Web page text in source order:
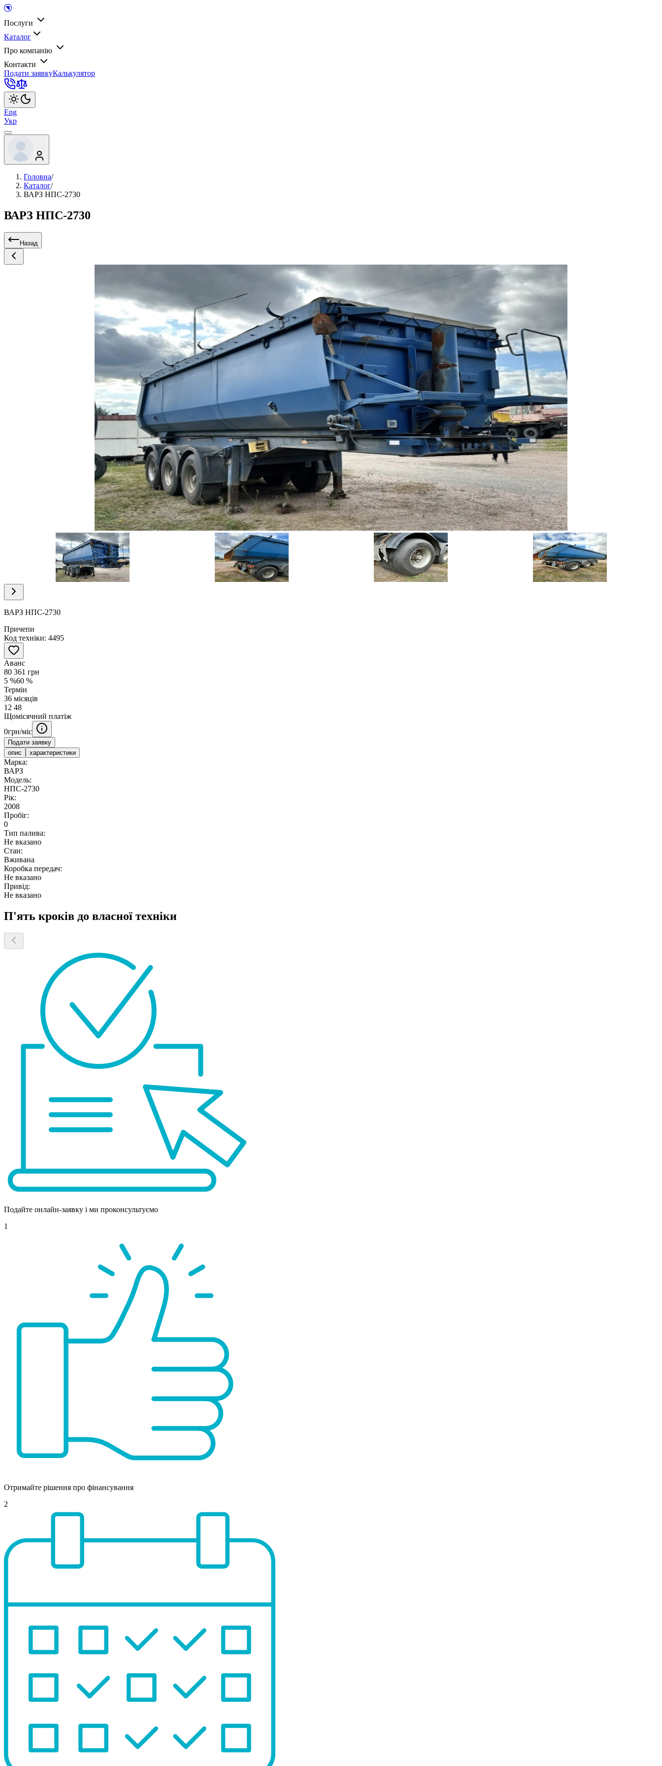
Послуги
Каталог
Про компанію
Контакти
Подати заявкуКалькулятор
Eng
Укр
Головна/
Каталог/
ВАРЗ НПС-2730
ВАРЗ НПС-2730
Назад
Item
26
ВАРЗ НПС-2730
Причепи
Код техніки: 4495
Аванс
80 361 грн
5 %60 %
Термін
36 місяців
12 48
Щомісячний платіж
0грн/міс
Подати заявку
опис
характеристики
Марка:
ВАРЗ
Модель:
НПС-2730
Рік:
2008
Пробіг:
0
Тип палива:
Не вказано
Стан:
Вживана
Коробка передач:
Не вказано
Привід:
Не вказано
П'ять кроків до власної техніки
Подайте онлайн-заявку і ми проконсультуємо
1
Отримайте рішення про фінансування
2